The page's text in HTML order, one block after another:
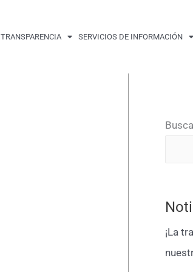
TRANSPARENCIA SERVICIOS DE INFORMACIÓN
¡La